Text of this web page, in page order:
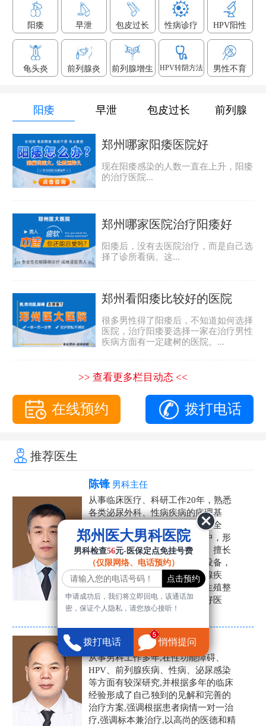
阳痿 早泄 包皮过长 性病诊疗 HPV阳性
龟头炎 前列腺炎 前列腺增生 HPV转阴方法 男性不育
阳痿 早泄 包皮过长 前列腺
郑州哪家阳痿医院好
现在阳痿感染的人数一直在上升，阳痿
的治疗医院...
郑州哪家医院治疗阳痿好
阳痿后，没有去医院治疗，而是自己选
择了诊所看病。这...
郑州看阳痿比较好的医院
很多男性得了阳痿后，不知道如何选择
医院，治疗阳痿要选择一家在治疗男性
疾病方面有一定建树的医院。...
>> 查看更多栏目动态 <<
在线预约 拨打电话
推荐医生
陈锋 男科主任
从事临床医疗、科研工作20年，熟悉
各类泌尿外科、性病疾病的病理基
础，诊断治疗和临床操作，技术全
面。在男科疾病的诊断和诊疗中，形
成了一套独具特色的诊疗方案。擅长
运用国内外先进的医学技术和设备，
科学诊疗各类阳痿早泄、前列腺疾
病、射精障碍、性病、HPV、生殖整
形等疾病，是患者非常信赖的好医
生。
张营富
男科主任
从事男科工作多年,在性功能障碍、
HPV、前列腺疾病、性病、泌尿感染
等方面有较深研究,并根据多年的临床
经验形成了自己独到的见解和完善的
治疗方案,强调根据患者病情一对一治
疗,强调标本兼治疗,以高尚的医德和精
郑州医大男科医院
男科检查56元-医保定点免挂号费
（仅限网络、电话预约）
申请成功后，我们将立即回电，该通话加
密，保证个人隐私，请您放心接听！
拨打电话 悄悄提问